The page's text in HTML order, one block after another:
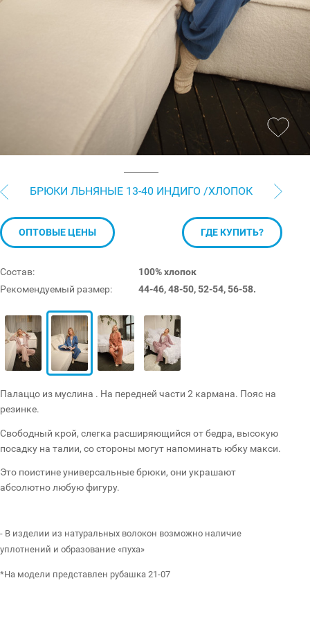
БРЮКИ ЛЬНЯНЫЕ 13-40 ИНДИГО /ХЛОПОК
Состав:
100% хлопок
Рекомендуемый размер:
44-46, 48-50, 52-54, 56-58.
ОПТОВЫЕ ЦЕНЫ ГДЕ КУПИТЬ?
Палаццо из муслина . На передней части 2 кармана. Пояс на
резинке.
Свободный крой, слегка расширяющийся от бедра, высокую
посадку на талии, со стороны могут напоминать юбку макси.
Это поистине универсальные брюки, они украшают
абсолютно любую фигуру.
- В изделии из натуральных волокон возможно наличие
уплотнений и образование «пуха»
*На модели представлен рубашка 21-07